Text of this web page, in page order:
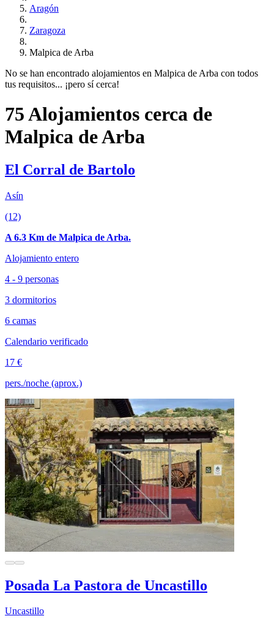
Aragón
Zaragoza
Malpica de Arba
No se han encontrado alojamientos en Malpica de Arba con todos
tus requisitos... ¡pero sí cerca!
75 Alojamientos cerca de
Malpica de Arba
El Corral de Bartolo
Asín
(12)
A 6.3 Km de Malpica de Arba.
Alojamiento entero
4 - 9 personas
3 dormitorios
6 camas
Calendario verificado
17 €
pers./noche (aprox.)
Posada La Pastora de Uncastillo
Uncastillo